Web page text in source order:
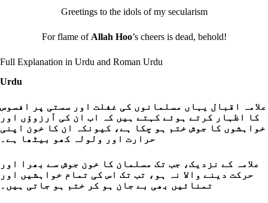
Greetings to the idols of my secularism
For flame of Allah Hoo’s cheers is dead, behold!
Full Explanation in Urdu and Roman Urdu
Urdu
علامہ اقبال یہاں مسلمانوں کی غفلت اور سستی پر افسوس
کا اظہار کرتے ہوئے کہتے ہیں کہ اب ان کی آرزوؤں اور
خواہشوں کا جوش ختم ہو چکا ہے، کیونکہ ان کا خون اپنی
حرارت اور ولولہ کھو بیٹھا ہے۔
علامہ کے نزدیک، جب تک مسلمان کا خون جوش سے بھرا اور
حرکت دینے والا نہ ہو، تب تک اس کی تمام خواہشیں اور
تمنائیں بھی بے جان ہو کر ختم ہو جاتی ہیں۔